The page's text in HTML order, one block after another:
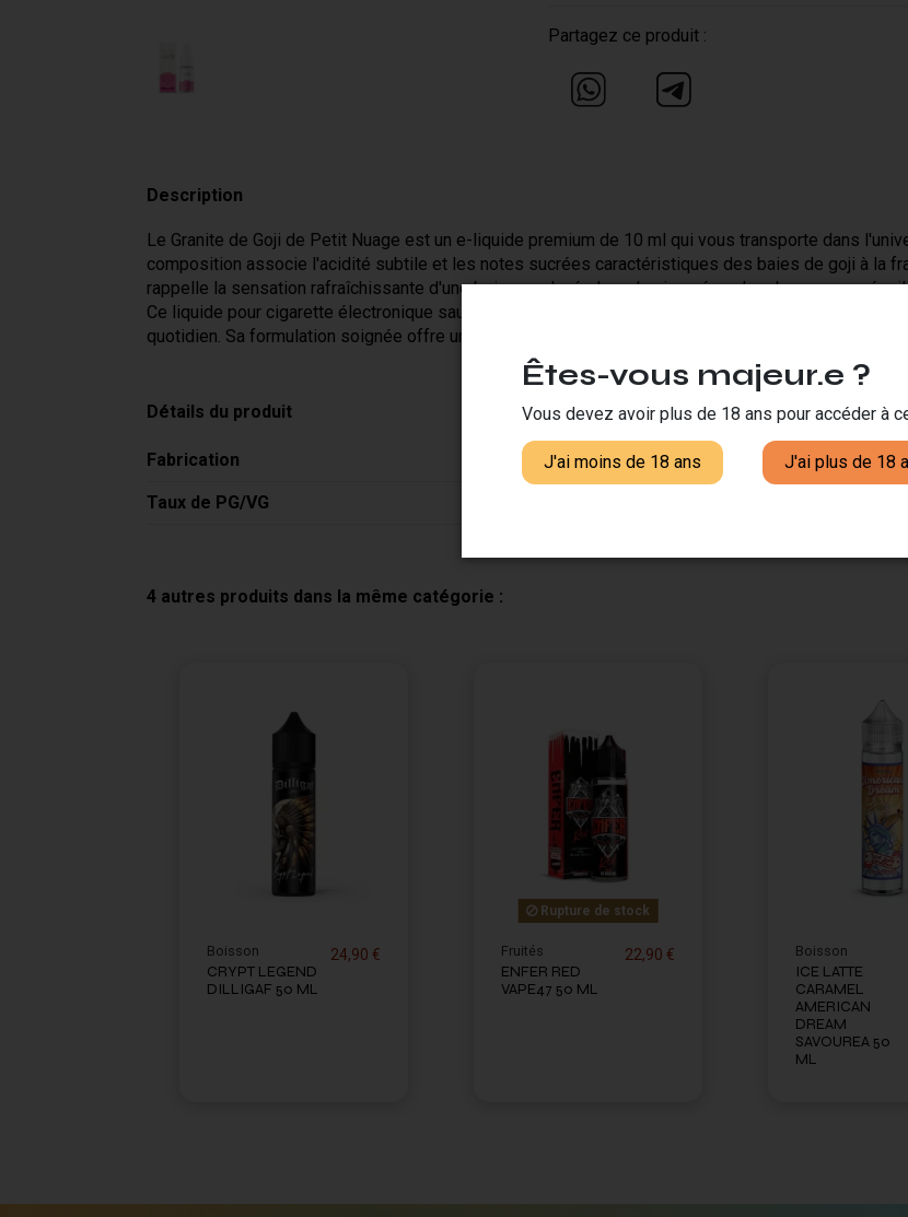
Partagez ce produit :
Description
Le Granite de Goji de Petit Nuage est un e-liquide premium de 10 ml qui vous transporte dans
composition associe l'acidité subtile et les notes sucrées caractéristiques des baies de goji à la
rappelle la sensation rafraîchissante d'une boisson glacée lors des journées chaudes, avec un
Ce liquide pour cigarette électronique saura séduire les amateurs de saveurs fruitées originales
quotidien. Sa formulation soignée offre un rendu aromatique fidèle, pour une sensation immersive à
Détails du produit
Fabrication France
Taux de PG/VG
4 autres produits dans la même catégorie :
Boisson
CRYPT LEGEND
DILLIGAF 50 ML
24,90 €
Rupture de stock
Fruités
ENFER RED
VAPE47 50 ML
22,90 € Boisson
ICE LATTE
CARAMEL
AMERICAN
DREAM
SAVOUREA 50
ML
Êtes-vous majeur.e ?
Vous devez avoir plus de 18 ans pour accéder à
J'ai moins de 18 ans J'ai plus de 18